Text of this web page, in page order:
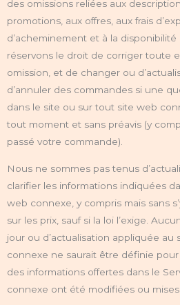
des omissions reliées aux
promotions, aux offres, aux frais
d’acheminement et à la
réservons le droit de corriger toute
omission, et de changer ou
d’annuler des commandes si une
dans le site ou sur tout site web
tout moment et sans préavis (y
passé votre commande).
Nous ne sommes pas tenus
clarifier les informations indiquées
web connexe, y compris mais sans
sur les prix, sauf si la loi l’exige.
jour ou d’actualisation appliquée
connexe ne saurait être définie
des informations offertes dans le
connexe ont été modifiées ou mises